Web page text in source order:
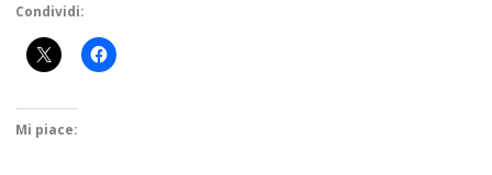
Condividi:
Mi piace: